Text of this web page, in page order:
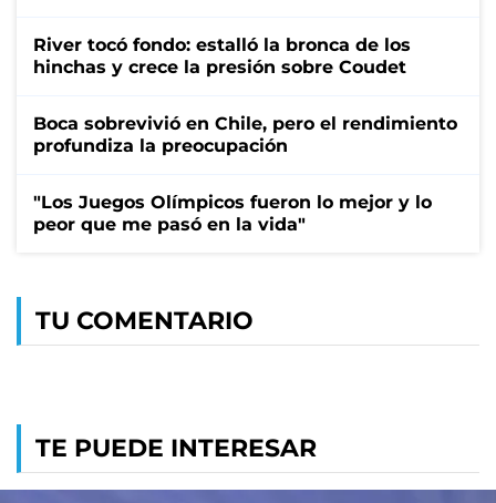
River tocó fondo: estalló la bronca de los
hinchas y crece la presión sobre Coudet
Boca sobrevivió en Chile, pero el rendimiento
profundiza la preocupación
"Los Juegos Olímpicos fueron lo mejor y lo
peor que me pasó en la vida"
TU COMENTARIO
TE PUEDE INTERESAR